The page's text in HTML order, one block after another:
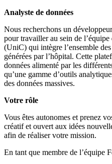
Analyste de données
Nous recherchons un
pour travailler au sein de
(UniC) qui intègre l’ensemble
générées par l’hôpital. Cette
données alimenté par les
qu’une gamme d’outils
des données massives.
Votre rôle
Vous êtes autonomes et prenez
créatif et ouvert aux idées
afin de réaliser votre mission.
En tant que membre de l’équipe